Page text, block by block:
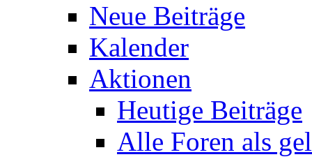
Neue Beiträge
Kalender
Aktionen
Heutige Beiträge
Alle Foren als